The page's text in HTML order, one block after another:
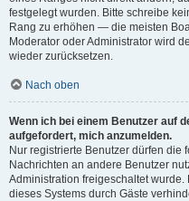
festgelegt wurden. Bitte schreibe
Rang zu erhöhen — die meisten
Moderator oder Administrator wird
wieder zurücksetzen.
Nach oben
Wenn ich bei einem Benutzer auf
aufgefordert, mich anzumelden.
Nur registrierte Benutzer dürfen die
Nachrichten an andere Benutzer
Administration freigeschaltet
dieses Systems durch Gäste